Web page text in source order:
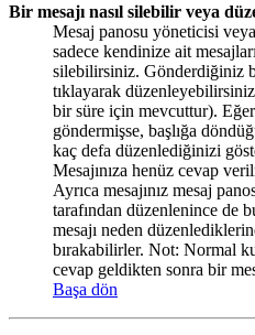
Bir mesajı nasıl silebilir veya
Mesaj panosu yöneticisi
sadece kendinize ait
silebilirsiniz. Gönderdiğiniz
tıklayarak
bir süre için mevcuttur).
göndermişse, başlığa
kaç defa düzenlediğinizi
Mesajınıza henüz cevap
Ayrıca mesajınız mesaj
tarafından düzenlenince de
mesajı neden
bırakabilirler. Not: Normal
cevap geldikten sonra bir
Başa dön